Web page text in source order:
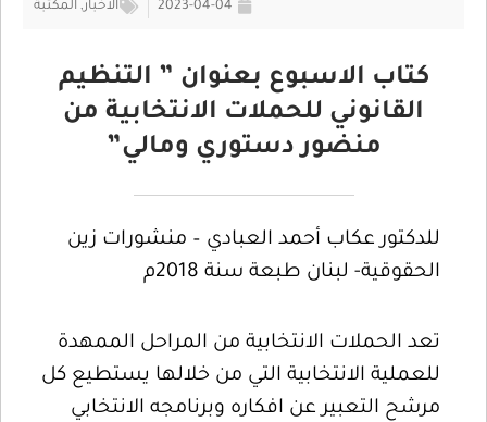
2023-04-04 الأخبار, المكتبة
كتاب الاسبوع بعنوان ” التنظيم
القانوني للحملات الانتخابية من
منضور دستوري ومالي”
للدكتور عكاب أحمد العبادي – منشورات زين
الحقوقية- لبنان طبعة سنة 2018م
تعد الحملات الانتخابية من المراحل الممهدة
للعملية الانتخابية التي من خلالها يستطيع كل
مرشح التعبير عن افكاره وبرنامجه الانتخابي